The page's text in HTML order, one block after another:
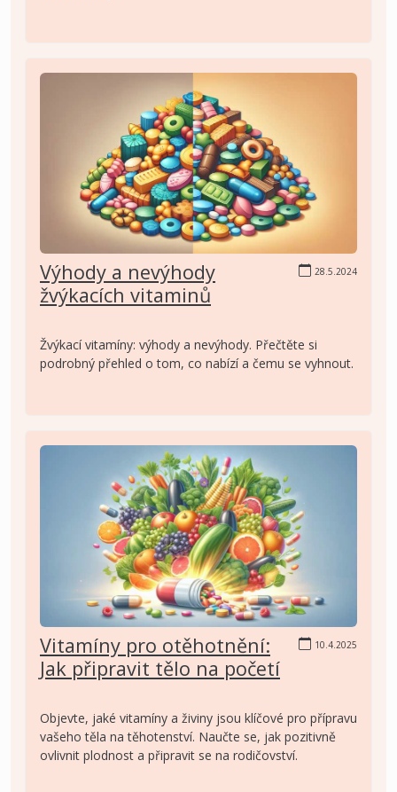
28.5.2024
Výhody a nevýhody
žvýkacích vitaminů
Žvýkací vitamíny: výhody a nevýhody. Přečtěte si
podrobný přehled o tom, co nabízí a čemu se vyhnout.
10.4.2025
Vitamíny pro otěhotnění:
Jak připravit tělo na početí
Objevte, jaké vitamíny a živiny jsou klíčové pro přípravu
vašeho těla na těhotenství. Naučte se, jak pozitivně
ovlivnit plodnost a připravit se na rodičovství.